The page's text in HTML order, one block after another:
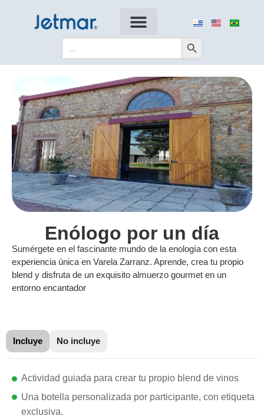
Search
for:
Search Button
Enólogo por un día
Sumérgete en el fascinante mundo de la enología con esta
experiencia única en Varela Zarranz. Aprende, crea tu propio
blend y disfruta de un exquisito almuerzo gourmet en un
entorno encantador
Incluye No incluye
Actividad guiada para crear tu propio blend de vinos
Una botella personalizada por participante, con etiqueta
exclusiva.